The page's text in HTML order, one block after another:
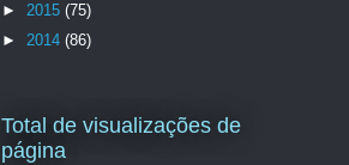
► 2015 (75)
► 2014 (86)
Total de visualizações de
página